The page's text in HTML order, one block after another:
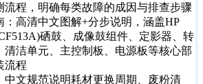
流程，明确每类故障的成因与排查步骤
：高清中文图解+分步说明，涵盖HP
硒鼓、成像鼓组件、定影器、转
清洁单元、主控制板、电源板等核心部
流程
中文规范说明耗材更换周期、废粉清